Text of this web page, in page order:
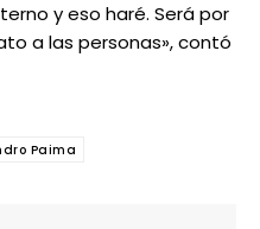
y eso haré. Será por
a las personas», contó
Paima